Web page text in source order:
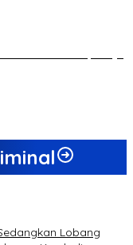
Lobang